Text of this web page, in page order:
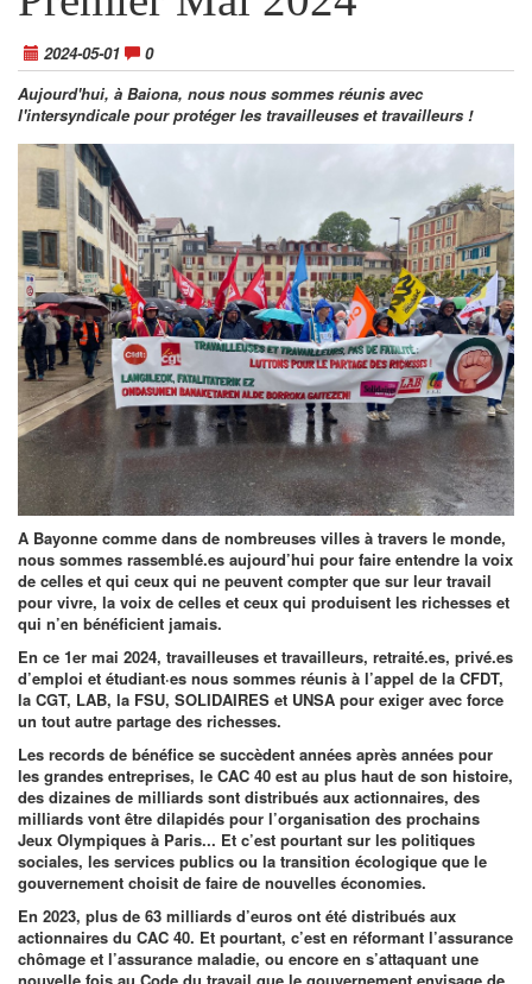
2024-05-01
0
Aujourd'hui, à Baiona, nous nous sommes réunis avec
l'intersyndicale pour protéger les travailleuses et travailleurs !
A Bayonne comme dans de nombreuses villes à travers le monde,
nous sommes rassemblé.es aujourd’hui pour faire entendre la voix
de celles et qui ceux qui ne peuvent compter que sur leur travail
pour vivre, la voix de celles et ceux qui produisent les richesses et
qui n’en bénéficient jamais.
En ce 1er mai 2024, travailleuses et travailleurs, retraité.es, privé.es
d’emploi et étudiant·es nous sommes réunis à l’appel de la CFDT,
la CGT, LAB, la FSU, SOLIDAIRES et UNSA pour exiger avec force
un tout autre partage des richesses.
Les records de bénéfice se succèdent années après années pour
les grandes entreprises, le CAC 40 est au plus haut de son histoire,
des dizaines de milliards sont distribués aux actionnaires, des
milliards vont être dilapidés pour l’organisation des prochains
Jeux Olympiques à Paris... Et c’est pourtant sur les politiques
sociales, les services publics ou la transition écologique que le
gouvernement choisit de faire de nouvelles économies.
En 2023, plus de 63 milliards d’euros ont été distribués aux
actionnaires du CAC 40. Et pourtant, c’est en réformant l’assurance
chômage et l’assurance maladie, ou encore en s’attaquant une